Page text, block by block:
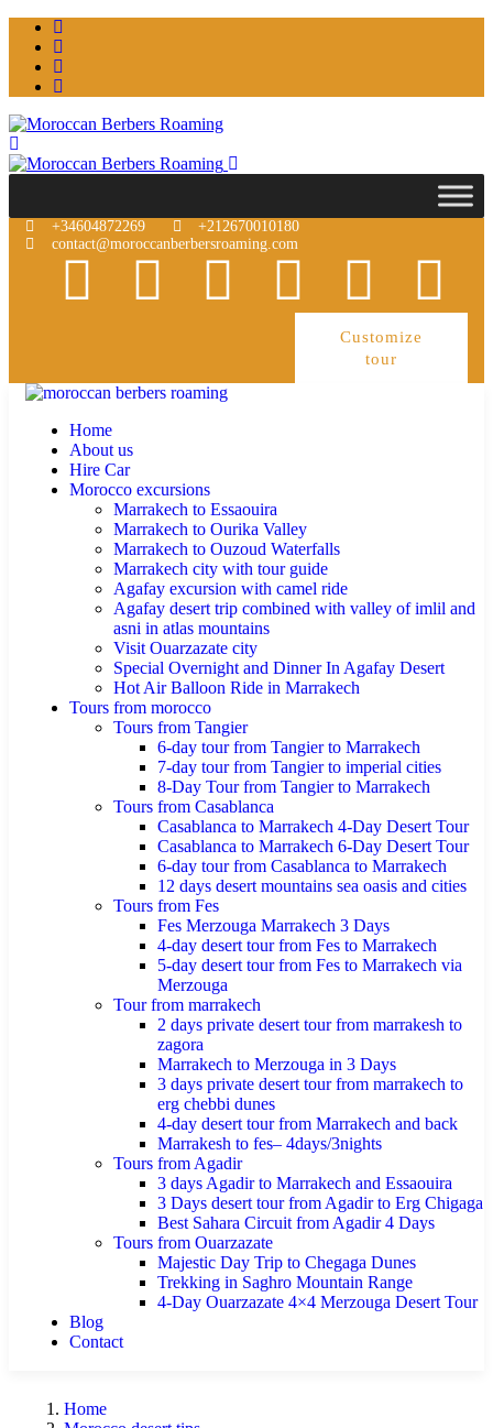
+34604872269
+212670010180
contact@moroccanberbersroaming.com
Customize
tour
Home
About us
Hire Car
Morocco excursions
Marrakech to Essaouira
Marrakech to Ourika Valley
Marrakech to Ouzoud Waterfalls
Marrakech city with tour guide
Agafay excursion with camel ride
Agafay desert trip combined with valley of imlil and
asni in atlas mountains
Visit Ouarzazate city
Special Overnight and Dinner In Agafay Desert
Hot Air Balloon Ride in Marrakech
Tours from morocco
Tours from Tangier
6-day tour from Tangier to Marrakech
7-day tour from Tangier to imperial cities
8-Day Tour from Tangier to Marrakech
Tours from Casablanca
Casablanca to Marrakech 4-Day Desert Tour
Casablanca to Marrakech 6-Day Desert Tour
6-day tour from Casablanca to Marrakech
12 days desert mountains sea oasis and cities
Tours from Fes
Fes Merzouga Marrakech 3 Days
4-day desert tour from Fes to Marrakech
5-day desert tour from Fes to Marrakech via
Merzouga
Tour from marrakech
2 days private desert tour from marrakesh to
zagora
Marrakech to Merzouga in 3 Days
3 days private desert tour from marrakech to
erg chebbi dunes
4-day desert tour from Marrakech and back
Marrakesh to fes– 4days/3nights
Tours from Agadir
3 days Agadir to Marrakech and Essaouira
3 Days desert tour from Agadir to Erg Chigaga
Best Sahara Circuit from Agadir 4 Days
Tours from Ouarzazate
Majestic Day Trip to Chegaga Dunes
Trekking in Saghro Mountain Range
4-Day Ouarzazate 4×4 Merzouga Desert Tour
Blog
Contact
Home